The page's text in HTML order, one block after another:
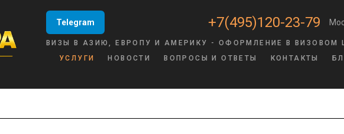
+7(495)120-23-79
Telegram
ВИЗЫ В АЗИЮ, ЕВРОПУ И АМЕРИКУ - ОФОРМЛЕНИЕ В ВИЗОВОМ
УСЛУГИ
НОВОСТИ ВОПРОСЫ И ОТВЕТЫ КОНТАКТЫ